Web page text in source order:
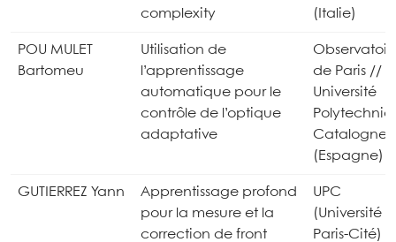
complexity
(Italie)
POU MULET
Bartomeu
Utilisation de
l’apprentissage
automatique pour le
contrôle de l’optique
adaptative
de Paris //
Université
Catalogne
(Espagne)
GUTIERREZ Yann
Apprentissage profond
pour la mesure et la
correction de front
UPC
(Université
Paris-Cité)